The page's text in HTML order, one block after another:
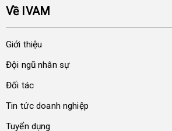
Về IVAM
Giới thiệu
Đội ngũ nhân sự
Đối tác
Tin tức doanh nghiệp
Tuyển dụng